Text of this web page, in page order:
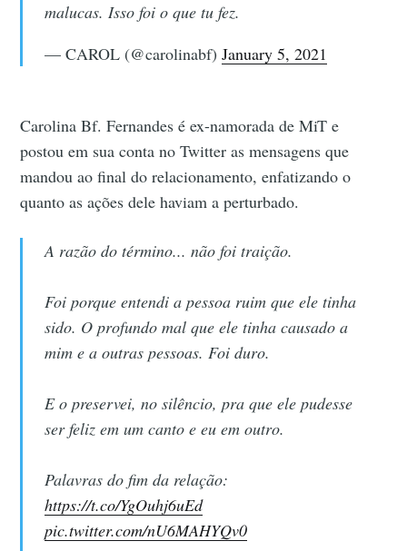
malucas. Isso foi o que tu fez.
— CAROL (@carolinabf) January 5, 2021
Carolina Bf. Fernandes é ex-namorada de MiT e
postou em sua conta no Twitter as mensagens que
mandou ao final do relacionamento, enfatizando o
quanto as ações dele haviam a perturbado.
A razão do término... não foi traição.
Foi porque entendi a pessoa ruim que ele tinha
sido. O profundo mal que ele tinha causado a
mim e a outras pessoas. Foi duro.
E o preservei, no silêncio, pra que ele pudesse
ser feliz em um canto e eu em outro.
Palavras do fim da relação:
https://t.co/YgOuhj6uEd
pic.twitter.com/nU6MAHYQv0